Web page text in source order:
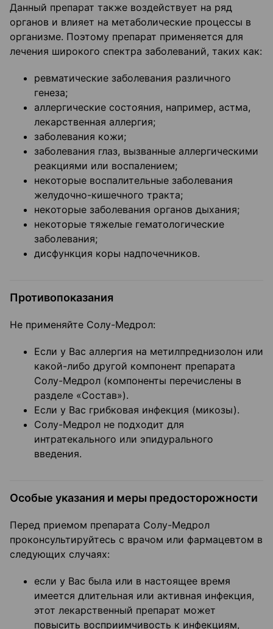
Данный препарат также воздействует на ряд
органов и влияет на метаболические процессы в
организме. Поэтому препарат применяется для
лечения широкого спектра заболеваний, таких как:
ревматические заболевания различного
генеза;
аллергические состояния, например, астма,
лекарственная аллергия;
заболевания кожи;
заболевания глаз, вызванные аллергическими
реакциями или воспалением;
некоторые воспалительные заболевания
желудочно-кишечного тракта;
некоторые заболевания органов дыхания;
некоторые тяжелые гематологические
заболевания;
дисфункция коры надпочечников.
Противопоказания
Не применяйте Солу-Медрол:
Если у Вас аллергия на метилпреднизолон или
какой-либо другой компонент препарата
Солу-Медрол (компоненты перечислены в
разделе «Состав»).
Если у Вас грибковая инфекция (микозы).
Солу-Медрол не подходит для
интратекального или эпидурального
введения.
Особые указания и меры предосторожности
Перед приемом препарата Солу-Медрол
проконсультируйтесь с врачом или фармацевтом в
следующих случаях:
если у Вас была или в настоящее время
имеется длительная или активная инфекция,
этот лекарственный препарат может
повысить восприимчивость к инфекциям,